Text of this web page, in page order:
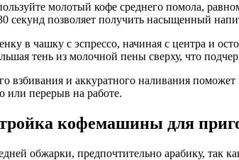
молотый кофе среднего помола,
секунд позволяет получить насыщенный
в чашку с эспрессо, начиная с центра и
тень из молочной пены сверху, что
и аккуратного наливания
или перерыв на работе.
кофемашины для
обжарки, предпочтительно арабику, так